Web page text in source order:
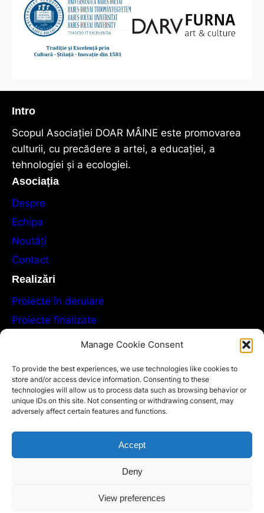
Manage Cookie Consent
To provide the best experiences, we use technologies like cookies to
store and/or access device information. Consenting to these
technologies will allow us to process data such as browsing behavior or
unique IDs on this site. Not consenting or withdrawing consent, may
adversely affect certain features and functions.
Accept
Deny
View preferences
Intro
Scopul Asociaţiei DOAR MÂINE este promovarea
culturii, cu precădere a artei, a educației, a
tehnologiei și a ecologiei.
Asociația
Despre
Echipa
Noutăți
Contact
Realizări
Proiecte în derulare
Proiecte finalizate
GDPR
Politica de confidențialitate
ProiecteLaborator Speculativ DM
Facebook